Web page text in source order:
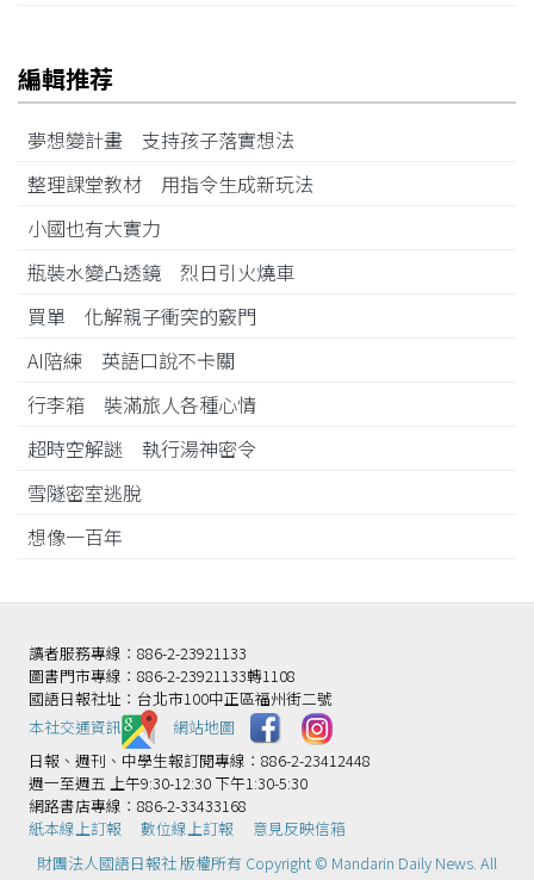
編輯推荐
夢想變計畫 支持孩子落實想法
整理課堂教材 用指令生成新玩法
小國也有大實力
瓶裝水變凸透鏡 烈日引火燒車
買單 化解親子衝突的竅門
AI陪練 英語口說不卡關
行李箱 裝滿旅人各種心情
超時空解謎 執行湯神密令
雪隧密室逃脫
想像一百年
讀者服務專線：886-2-23921133
圖書門市專線：886-2-23921133轉1108
國語日報社址：台北市100中正區福州街二號
本社交通資訊️
網站地圖
日報、週刊、中學生報訂閱專線：886-2-23412448
週一至週五 上午9:30-12:30 下午1:30-5:30
網路書店專線：886-2-33433168
紙本線上訂報
數位線上訂報
意見反映信箱
財團法人國語日報社 版權所有 Copyright © Mandarin Daily News. All